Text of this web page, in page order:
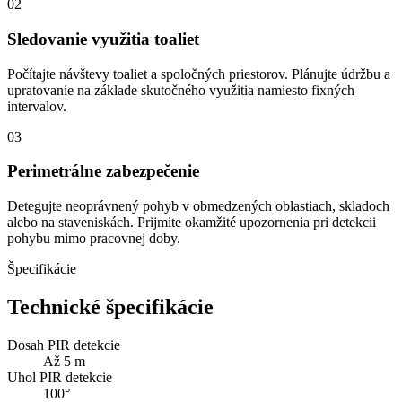
02
Sledovanie využitia toaliet
Počítajte návštevy toaliet a spoločných priestorov. Plánujte údržbu a
upratovanie na základe skutočného využitia namiesto fixných
intervalov.
03
Perimetrálne zabezpečenie
Detegujte neoprávnený pohyb v obmedzených oblastiach, skladoch
alebo na staveniskách. Prijmite okamžité upozornenia pri detekcii
pohybu mimo pracovnej doby.
Špecifikácie
Technické špecifikácie
Dosah PIR detekcie
Až 5 m
Uhol PIR detekcie
100°